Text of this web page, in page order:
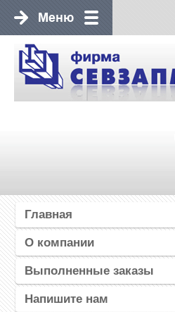
Главная
О компании
Выполненные заказы
Напишите нам